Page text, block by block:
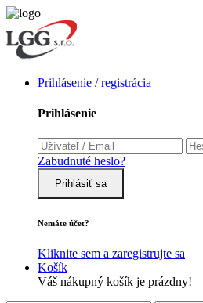
Prihlásenie / registrácia
Prihlásenie
Zabudnuté heslo?
Prihlásiť sa
Nemáte účet?
Kliknite sem a zaregistrujte sa
Košík
Váš nákupný košík je prázdny!